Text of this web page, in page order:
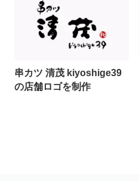
串カツ 清茂 kiyoshige39
の店舗ロゴを制作